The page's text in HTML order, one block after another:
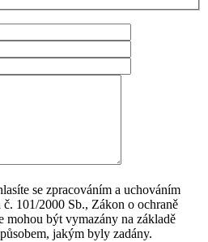
se zpracováním a uchováním
101/2000 Sb., Zákon o ochraně
mohou být vymazány na základě
jakým byly zadány.